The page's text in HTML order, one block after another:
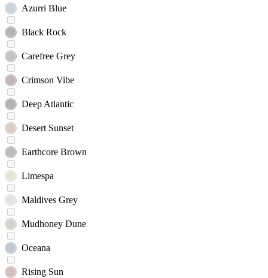
Azurri Blue
Black Rock
Carefree Grey
Crimson Vibe
Deep Atlantic
Desert Sunset
Earthcore Brown
Limespa
Maldives Grey
Mudhoney Dune
Oceana
Rising Sun